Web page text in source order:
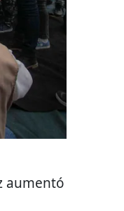
aumentó